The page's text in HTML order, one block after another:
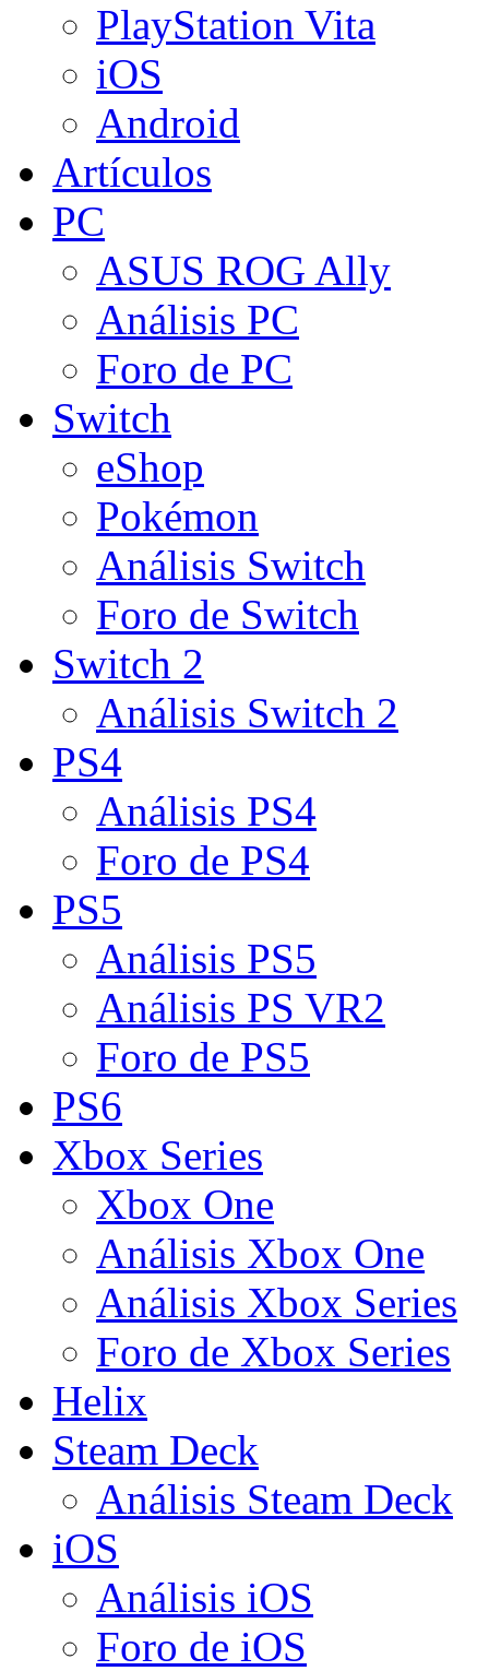
PlayStation Vita
iOS
Android
Artículos
PC
ASUS ROG Ally
Análisis PC
Foro de PC
Switch
eShop
Pokémon
Análisis Switch
Foro de Switch
Switch 2
Análisis Switch 2
PS4
Análisis PS4
Foro de PS4
PS5
Análisis PS5
Análisis PS VR2
Foro de PS5
PS6
Xbox Series
Xbox One
Análisis Xbox One
Análisis Xbox Series
Foro de Xbox Series
Helix
Steam Deck
Análisis Steam Deck
iOS
Análisis iOS
Foro de iOS